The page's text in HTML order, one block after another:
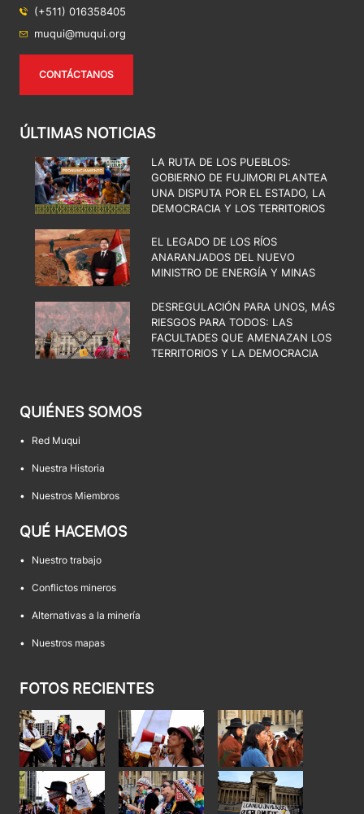
(+511) 016358405
muqui@muqui.org
CONTÁCTANOS
ÚLTIMAS NOTICIAS
LA RUTA DE LOS PUEBLOS:
GOBIERNO DE FUJIMORI PLANTEA
UNA DISPUTA POR EL ESTADO, LA
DEMOCRACIA Y LOS TERRITORIOS
EL LEGADO DE LOS RÍOS
ANARANJADOS DEL NUEVO
MINISTRO DE ENERGÍA Y MINAS
DESREGULACIÓN PARA UNOS, MÁS
RIESGOS PARA TODOS: LAS
FACULTADES QUE AMENAZAN LOS
TERRITORIOS Y LA DEMOCRACIA
QUIÉNES SOMOS
• Red Muqui
• Nuestra Historia
• Nuestros Miembros
QUÉ HACEMOS
• Nuestro trabajo
• Conflictos mineros
• Alternativas a la minería
• Nuestros mapas
FOTOS RECIENTES